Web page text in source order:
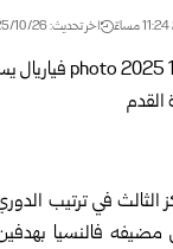
اخر تحديث: 2025/10/26 12:31 صباحًا
الثالث في ترتيب
فالنسيا